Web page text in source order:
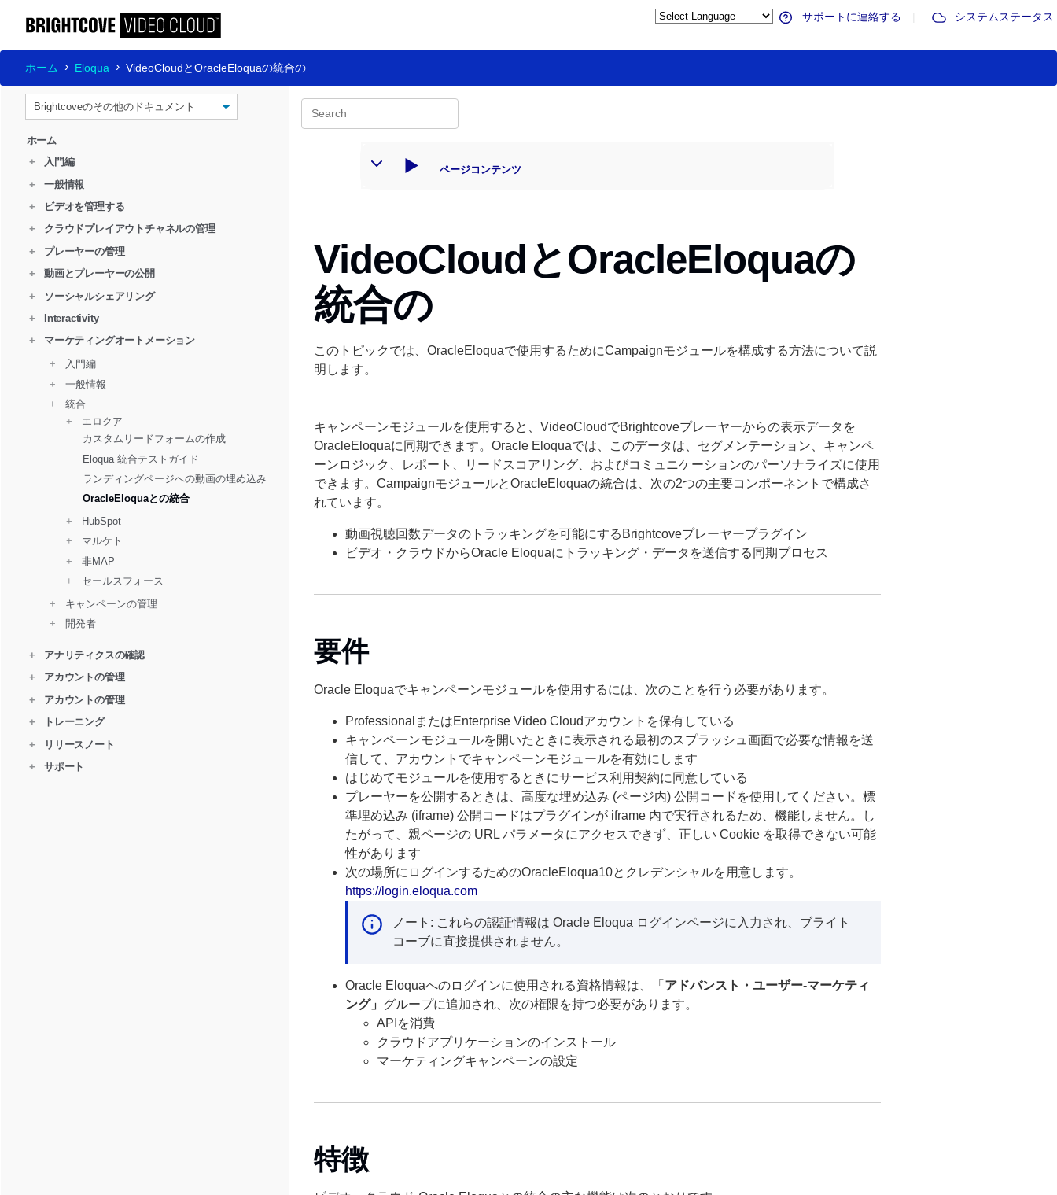
サポートに連絡する システムステータス
ホーム Eloqua VideoCloudとOracleEloquaの統合の
ホーム
+
入門編
+
一般情報
+
ビデオを管理する
+
クラウドプレイアウトチャネルの管理
+
プレーヤーの管理
+
動画とプレーヤーの公開
+
ソーシャルシェアリング
+
Interactivity
+
マーケティングオートメーション
+
入門編
+
一般情報
+
統合
+
エロクア
カスタムリードフォームの作成
Eloqua 統合テストガイド
ランディングページへの動画の埋め込み
OracleEloquaとの統合
+
HubSpot
+
マルケト
+
非MAP
+
セールスフォース
+
キャンペーンの管理
+
開発者
+
アナリティクスの確認
+
アカウントの管理
+
アカウントの管理
+
トレーニング
+
リリースノート
+
サポート
ページコンテンツ
VideoCloudとOracleEloquaの
統合の
このトピックでは、OracleEloquaで使用するためにCampaignモジュールを構成する方法について説
明します。
キャンペーンモジュールを使用すると、VideoCloudでBrightcoveプレーヤーからの表示データを
OracleEloquaに同期できます。Oracle Eloquaでは、このデータは、セグメンテーション、キャンペ
ーンロジック、レポート、リードスコアリング、およびコミュニケーションのパーソナライズに使用
できます。CampaignモジュールとOracleEloquaの統合は、次の2つの主要コンポーネントで構成さ
れています。
動画視聴回数データのトラッキングを可能にするBrightcoveプレーヤープラグイン
ビデオ・クラウドからOracle Eloquaにトラッキング・データを送信する同期プロセス
要件
Oracle Eloquaでキャンペーンモジュールを使用するには、次のことを行う必要があります。
ProfessionalまたはEnterprise Video Cloudアカウントを保有している
キャンペーンモジュールを開いたときに表示される最初のスプラッシュ画面で必要な情報を送
信して、アカウントでキャンペーンモジュールを有効にします
はじめてモジュールを使用するときにサービス利用契約に同意している
プレーヤーを公開するときは、高度な埋め込み (ページ内) 公開コードを使用してください。標
準埋め込み (iframe) 公開コードはプラグインが iframe 内で実行されるため、機能しません。し
たがって、親ページの URL パラメータにアクセスできず、正しい Cookie を取得できない可能
性があります
次の場所にログインするためのOracleEloqua10とクレデンシャルを用意します。
https://login.eloqua.com
ノート: これらの認証情報は Oracle Eloqua ログインページに入力され、ブライト
コーブに直接提供されません。
Oracle Eloquaへのログインに使用される資格情報は、「 アドバンスト・ユーザー-マーケティ
ング」 グループに追加され、次の権限を持つ必要があります。
APIを消費
クラウドアプリケーションのインストール
マーケティングキャンペーンの設定
特徴